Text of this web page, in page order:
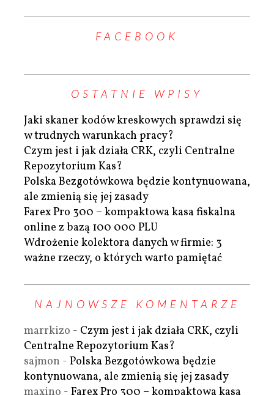
FACEBOOK
OSTATNIE WPISY
Jaki skaner kodów kreskowych sprawdzi się
w trudnych warunkach pracy?
Czym jest i jak działa CRK, czyli Centralne
Repozytorium Kas?
Polska Bezgotówkowa będzie kontynuowana,
ale zmienią się jej zasady
Farex Pro 300 – kompaktowa kasa fiskalna
online z bazą 100 000 PLU
Wdrożenie kolektora danych w firmie: 3
ważne rzeczy, o których warto pamiętać
NAJNOWSZE KOMENTARZE
marrkizo - Czym jest i jak działa CRK, czyli
Centralne Repozytorium Kas?
sajmon - Polska Bezgotówkowa będzie
kontynuowana, ale zmienią się jej zasady